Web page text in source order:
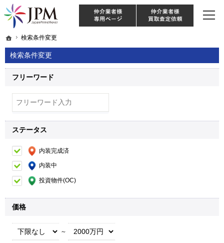
ホーム
検索条件変更
検索条件変更
東京・神奈川・埼玉・千葉のリノベーション住宅や中古マンションを手がける会
【物件買取強化中！】リノベーション住宅・不動産・中古マンションならJPM
フリーワード
ステータス
内装完成済
内装中
投資物件(OC)
価格
～
ホーム
検索条件変更